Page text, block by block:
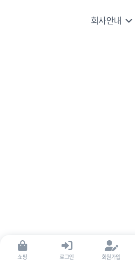
회사안내
쇼핑 로그인 회원가입